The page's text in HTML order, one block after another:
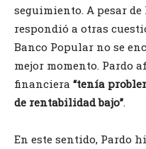
seguimiento. A pesar
respondió a otras
Banco Popular no se
mejor momento. Pardo
financiera “tenía
de rentabilidad bajo”.
En este sentido, Pardo